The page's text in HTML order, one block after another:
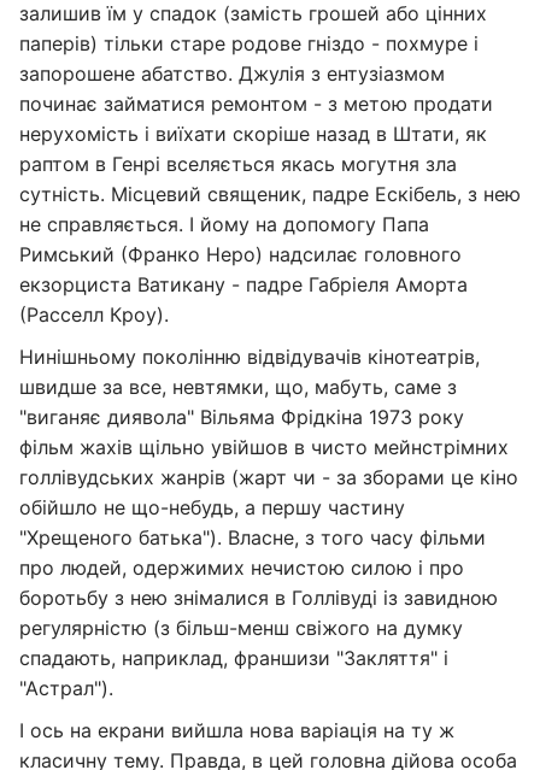
залишив їм у спадок (замість грошей або цінних
паперів) тільки старе родове гніздо - похмуре і
запорошене абатство. Джулія з ентузіазмом
починає займатися ремонтом - з метою продати
нерухомість і виїхати скоріше назад в Штати, як
раптом в Генрі вселяється якась могутня зла
сутність. Місцевий священик, падре Ескібель, з нею
не справляється. І йому на допомогу Папа
Римський (Франко Неро) надсилає головного
екзорциста Ватикану - падре Габріеля Аморта
(Расселл Кроу).
Нинішньому поколінню відвідувачів кінотеатрів,
швидше за все, невтямки, що, мабуть, саме з
"виганяє диявола" Вільяма Фрідкіна 1973 року
фільм жахів щільно увійшов в чисто мейнстрімних
голлівудських жанрів (жарт чи - за зборами це кіно
обійшло не що-небудь, а першу частину
"Хрещеного батька"). Власне, з того часу фільми
про людей, одержимих нечистою силою і про
боротьбу з нею знімалися в Голлівуді із завидною
регулярністю (з більш-менш свіжого на думку
спадають, наприклад, франшизи "Закляття" і
"Астрал").
І ось на екрани вийшла нова варіація на ту ж
класичну тему. Правда, в цей головна дійова особа